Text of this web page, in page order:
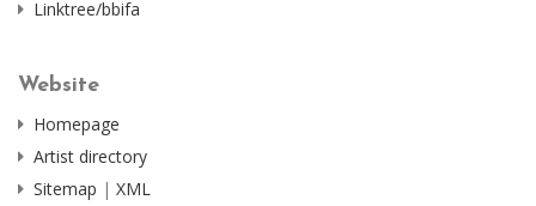
Linktree/bbifa
Website
Homepage
Artist directory
Sitemap | XML